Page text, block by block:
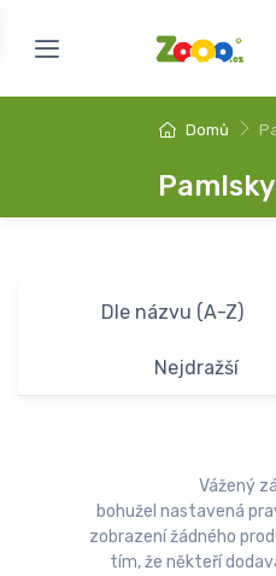
Domů
Dle názvu (A-Z)
Nejdražší
Vážený
bohužel nastavená
zobrazení žádného
tím, že někteří